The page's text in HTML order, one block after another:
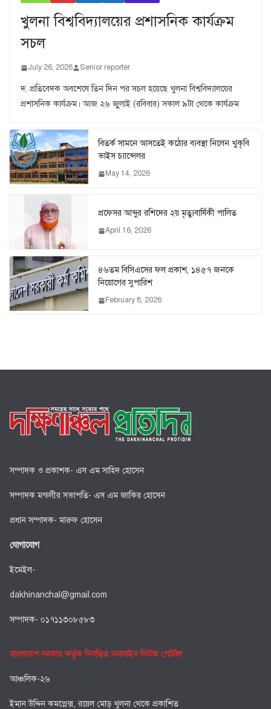
খুলনা বিশ্ববিদ্যালয়ের প্রশাসনিক কার্যক্রম
সচল
July 26, 2026 Senior reporter
দ. প্রতিবেদক অবশেষে তিন দিন পর সচল হয়েছে খুলনা বিশ্ববিদ্যালয়ের
প্রশাসনিক কার্যক্রম। আজ ২৬ জুুলাই (রবিবার) সকাল ৯টা থেকে কার্যক্রম
বিতর্ক সামনে আসতেই কঠোর ব্যবস্থা নিলেন খুকৃবি
ভাইস চ্যান্সেলর
May 14, 2026
প্রফেসর আব্দুর রশিদের ২য় মৃত্যুবার্ষিকী পালিত
April 16, 2026
৪৬তম বিসিএসের ফল প্রকাশ, ১৪৫৭ জনকে
নিয়োগের সুপারিশ
February 8, 2026
সম্পাদক ও প্রকাশক- এস এম সাহিদ হোসেন
সম্পাদক মন্ডলীর সভাপতি- এস এম জাকির হোসেন
প্রধান সম্পাদক- মারুফ হোসেন
যোগাযোগ
ইমেইল-
dakhinanchal@gmail.com
সম্পাদক- ০১৭১১৩০৮৫৮৩
বাংলাদেশ সরকার কর্তৃক নিবন্ধিত অনলাইন নিউজ পোর্টাল
আঞ্চলিক-২৬
ইমান উদ্দিন কমপ্লেক্স, রয়েল মোড় খুলনা থেকে প্রকাশিত